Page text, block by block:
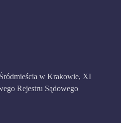
w Krakowie, XI
Rejestru Sądowego